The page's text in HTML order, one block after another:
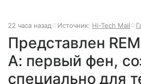
22 часа назад Источник: Hi-Tech Mail
Представлен
A: первый фен,
специально для